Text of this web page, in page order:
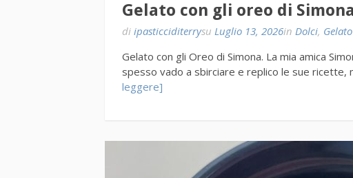
Gelato con gli oreo di Simona
di ipasticciditerrysu Luglio 13, 2026in Dolci,
Gelato con gli Oreo di Simona. La mia amica
spesso vado a sbirciare e replico le sue ricette,
leggere]